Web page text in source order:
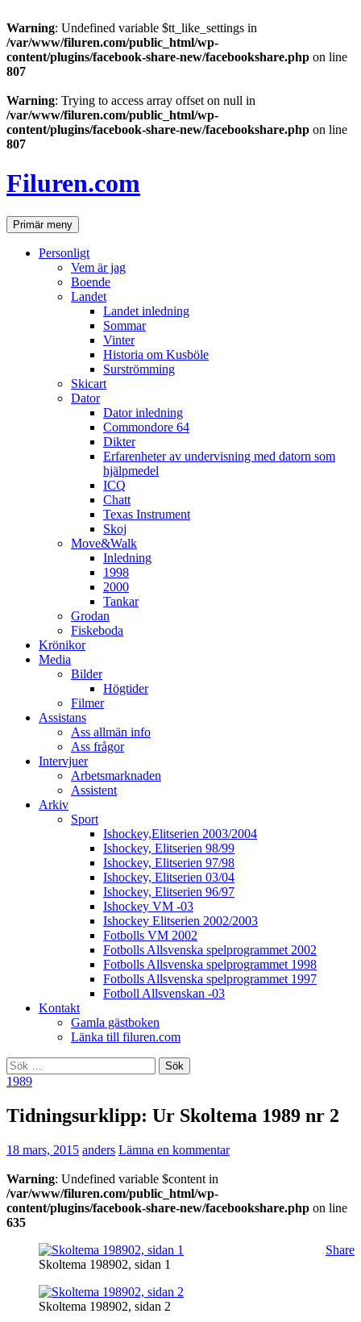
Warning: Undefined variable $tt_like_settings in
/var/www/filuren.com/public_html/wp-
content/plugins/facebook-share-new/facebookshare.php on line
807
Warning: Trying to access array offset on null in
/var/www/filuren.com/public_html/wp-
content/plugins/facebook-share-new/facebookshare.php on line
807
till
innehåll
Filuren.com
SökPrimär meny
Personligt
Vem är jag
Boende
Landet
Landet inledning
Sommar
Vinter
Historia om Kusböle
Surströmming
Skicart
Dator
Dator inledning
Commondore 64
Dikter
Erfarenheter av undervisning med datorn som
hjälpmedel
ICQ
Chatt
Texas Instrument
Skoj
Move&Walk
Inledning
1998
2000
Tankar
Grodan
Fiskeboda
Krönikor
Media
Bilder
Högtider
Filmer
Assistans
Ass allmän info
Ass frågor
Intervjuer
Arbetsmarknaden
Assistent
Arkiv
Sport
Ishockey,Elitserien 2003/2004
Ishockey, Elitserien 98/99
Ishockey, Elitserien 97/98
Ishockey, Elitserien 03/04
Ishockey, Elitserien 96/97
Ishockey VM -03
Ishockey Elitserien 2002/2003
Fotbolls VM 2002
Fotbolls Allsvenska spelprogrammet 2002
Fotbolls Allsvenska spelprogrammet 1998
Fotbolls Allsvenska spelprogrammet 1997
Fotboll Allsvenskan -03
Kontakt
Gamla gästboken
Länka till filuren.com
Sök
efter:
1989
Tidningsurklipp: Ur Skoltema 1989 nr 2
18 mars, 2015 anders Lämna en kommentar
Warning: Undefined variable $content in
/var/www/filuren.com/public_html/wp-
content/plugins/facebook-share-new/facebookshare.php on line
635
Share
Skoltema 198902, sidan 1
Skoltema 198902, sidan 2